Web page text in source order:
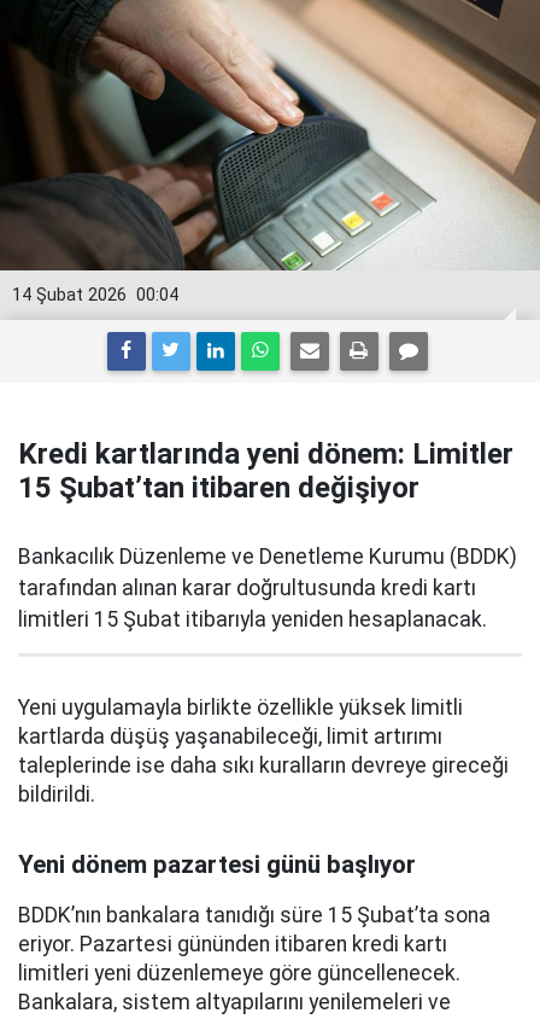
00:04
14 Şubat 2026
Kredi kartlarında yeni dönem: Limitler
15 Şubat’tan itibaren değişiyor
Bankacılık Düzenleme ve Denetleme Kurumu (BDDK)
tarafından alınan karar doğrultusunda kredi kartı
limitleri 15 Şubat itibarıyla yeniden hesaplanacak.
Yeni uygulamayla birlikte özellikle yüksek limitli
kartlarda düşüş yaşanabileceği, limit artırımı
taleplerinde ise daha sıkı kuralların devreye gireceği
bildirildi.
Yeni dönem pazartesi günü başlıyor
BDDK’nın bankalara tanıdığı süre 15 Şubat’ta sona
eriyor. Pazartesi gününden itibaren kredi kartı
limitleri yeni düzenlemeye göre güncellenecek.
Bankalara, sistem altyapılarını yenilemeleri ve